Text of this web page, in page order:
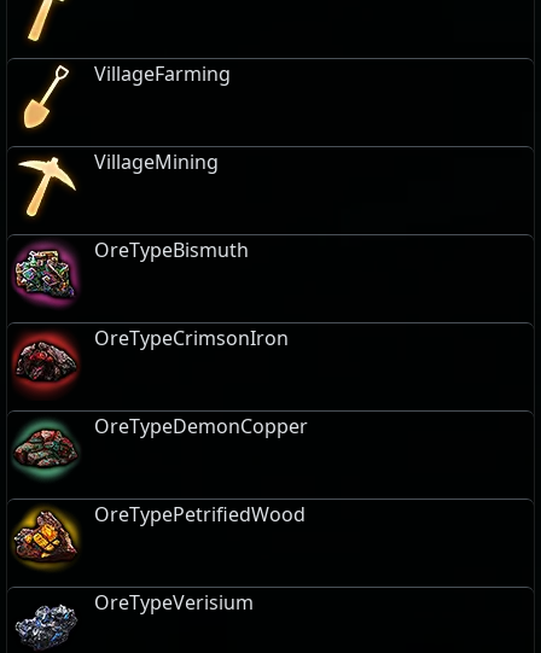
VillageFarming
VillageMining
OreTypeBismuth
OreTypeCrimsonIron
OreTypeDemonCopper
OreTypePetrifiedWood
OreTypeVerisium